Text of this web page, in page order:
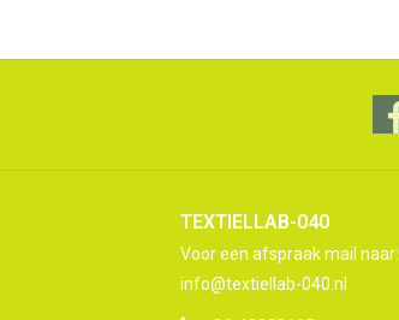
TEXTIELLAB-040
Voor een afspraak mail naar:
info@textiellab-040.nl